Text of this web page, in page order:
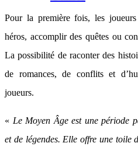
Pour la première fois, les
héros, accomplir des quêtes ou
La possibilité de raconter des
de romances, de conflits et
joueurs.
« Le Moyen Âge est une période
et de légendes. Elle offre une toile